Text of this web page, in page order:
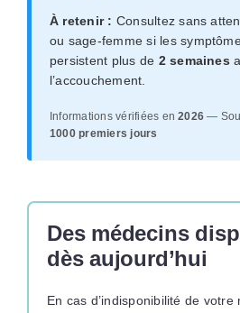
À retenir : Consultez sans
ou sage-femme si les
persistent plus de 2 semaines
l’accouchement.
Informations vérifiées en2026 —
1000 premiers jours
Des médecins
dès aujourd’hui
En cas d’indisponibilité de votre